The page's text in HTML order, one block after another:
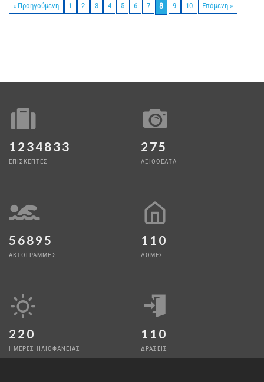
« Προηγούμενη 1 2 3 4 5 6 7 8 9 10 Επόμενη »
1234833
ΕΠΙΣΚΕΠΤΕΣ
275
ΑΞΙΟΘΕΑΤΑ
56895
ΑΚΤΟΓΡΑΜΜΗΣ
110
ΔΟΜΕΣ
220
ΗΜΕΡΕΣ ΗΛΙΟΦΑΝΕΙΑΣ
110
ΔΡΑΣΕΙΣ